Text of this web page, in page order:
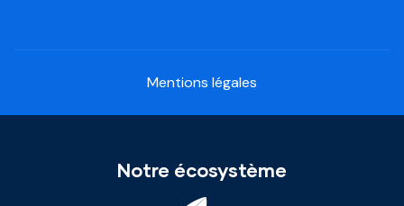
Mentions légales
Notre écosystème